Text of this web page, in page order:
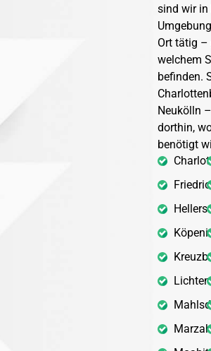
sind wir in
Ort tätig –
welchem
befinden.
Neukölln
dorthin,
benötigt